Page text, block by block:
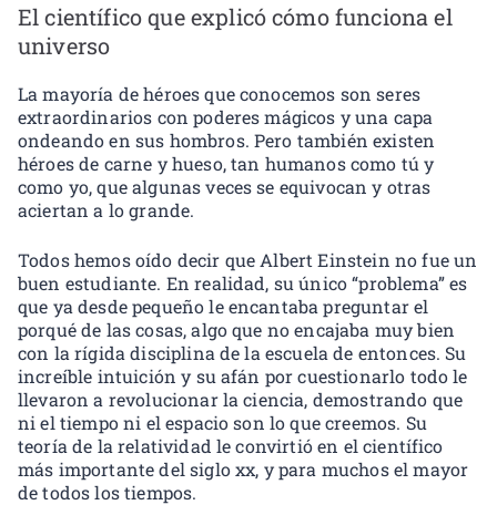
El científico que explicó cómo funciona el
universo
La mayoría de héroes que conocemos son seres
extraordinarios con poderes mágicos y una capa
ondeando en sus hombros. Pero también existen
héroes de carne y hueso, tan humanos como tú y
como yo, que algunas veces se equivocan y otras
aciertan a lo grande.
Todos hemos oído decir que Albert Einstein no fue un
buen estudiante. En realidad, su único “problema” es
que ya desde pequeño le encantaba preguntar el
porqué de las cosas, algo que no encajaba muy bien
con la rígida disciplina de la escuela de entonces. Su
increíble intuición y su afán por cuestionarlo todo le
llevaron a revolucionar la ciencia, demostrando que
ni el tiempo ni el espacio son lo que creemos. Su
teoría de la relatividad le convirtió en el científico
más importante del siglo xx, y para muchos el mayor
de todos los tiempos.